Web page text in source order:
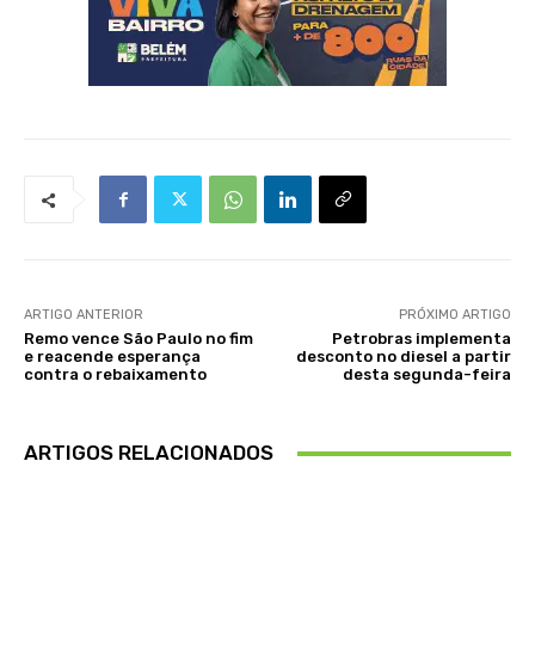
ARTIGO ANTERIOR
Remo vence São Paulo no fim
e reacende esperança
contra o rebaixamento
PRÓXIMO ARTIGO
Petrobras implementa
desconto no diesel a partir
desta segunda-feira
ARTIGOS RELACIONADOS